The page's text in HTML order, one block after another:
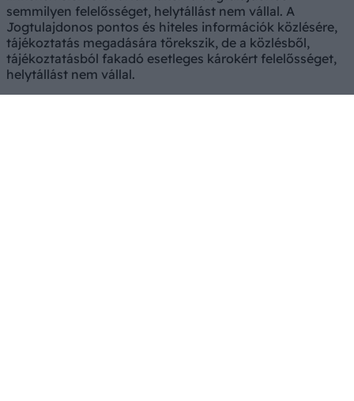
semmilyen felelősséget, helytállást nem vállal. A
Jogtulajdonos pontos és hiteles információk közlésére,
tájékoztatás megadására törekszik, de a közlésből,
tájékoztatásból fakadó esetleges károkért felelősséget,
helytállást nem vállal.